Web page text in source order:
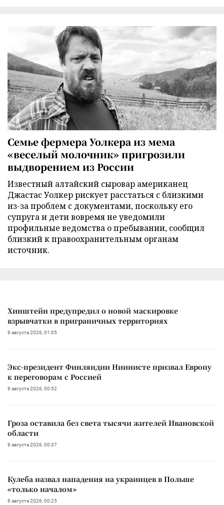
Семье фермера Уолкера из мема
«веселый молочник» пригрозили
выдворением из России
Известный алтайский сыровар американец
Джастас Уолкер рискует расстаться с близкими
из-за проблем с документами, поскольку его
супруга и дети вовремя не уведомили
профильные ведомства о пребывании, сообщил
близкий к правоохранительным органам
источник.
Хинштейн предупредил о новой маскировке
взрывчатки в приграничных территориях
8 августа 2026, 01:05
Экс-президент Финляндии Ниинисте призвал Европу
к переговорам с Россией
8 августа 2026, 00:52
Гроза оставила без света тысячи жителей Ивановской
области
8 августа 2026, 00:37
Кулеба назвал нападения на украинцев в Польше
«только началом»
8 августа 2026, 00:25